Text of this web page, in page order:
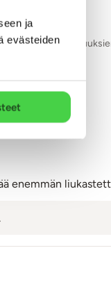
ja
evästeiden
arviot
enemmän